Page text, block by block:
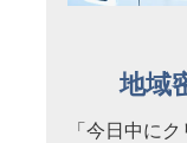
地域
「今日中に